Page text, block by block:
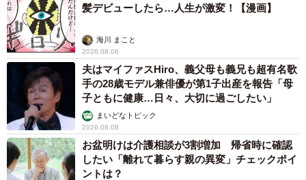
「『どうしたの？』と撫でてみても、『触られたくない
よ！』と言っているかのようにビクビクしていて、小屋か
ら出してもすぐに戻ってしまいました。普段の様子との違
いがあまりにも大きかったので、『これは何かおかしい』
と感じました」
髪デビューしたら…人生が激変！【漫画】
海川 まこと
2026.08.08
夫はマイファスHiro、義父母も義兄も超有名歌
手の28歳モデル兼俳優が第1子出産を報告「母
子ともに健康…日々、大切に過ごしたい」
まいどなトピック
2026.08.08
お盆明けは介護相談が3割増加 帰省時に確認
したい「離れて暮らす親の異変」チェックポイ
ントは？